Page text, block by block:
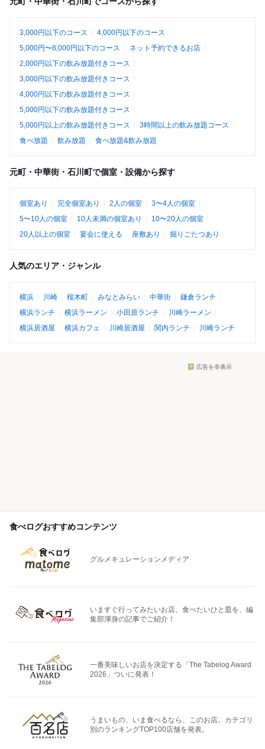
3,000円以下のコース
4,000円以下のコース
5,000円〜8,000円以下のコース
ネット予約できるお店
2,000円以下の飲み放題付きコース
3,000円以下の飲み放題付きコース
4,000円以下の飲み放題付きコース
5,000円以下の飲み放題付きコース
5,000円以上の飲み放題付きコース
3時間以上の飲み放題コース
食べ放題
飲み放題 食べ放題&飲み放題
元町・中華街・石川町で個室・設備から探す
個室あり 完全個室あり 2人の個室
3〜4人の個室
5〜10人の個室
10人未満の個室あり
10〜20人の個室
20人以上の個室
宴会に使える 座敷あり 掘りごたつあり
人気のエリア・ジャンル
横浜 川崎 桜木町 みなとみらい 中華街
鎌倉ランチ
横浜ランチ
横浜ラーメン 小田原ランチ
川崎ラーメン
横浜居酒屋
横浜カフェ 川崎居酒屋 関内ランチ 川崎ランチ
広告を非表示
食べログおすすめコンテンツ
グルメキュレーションメディア
いますぐ行ってみたいお店、食べたいひと皿を、編
集部渾身の記事でご紹介！
一番美味しいお店を決定する「The Tabelog Award
2026」ついに発表！
うまいもの、いま食べるなら、このお店。カテゴリ
別のランキングTOP100店舗を発表。